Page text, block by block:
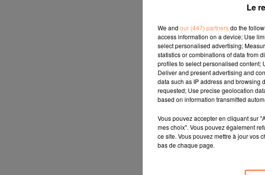
Le
We and our (447) partnersdo the
access information on a device; Use
select personalised advertising;
statistics or combinations of data from
profiles to select personalised content;
Deliver and present advertising and
data such as IP address and browsing
requested; Use precise geolocation
based on information transmitted
Vous pouvez accepter en cliquant sur
mes choix". Vous pouvez également
ce site. Vous pouvez mettre à jour vos
bas de chaque page.